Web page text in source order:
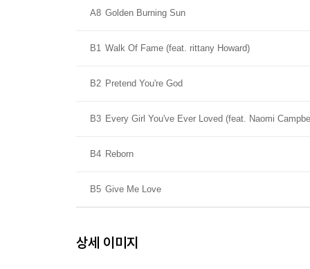
A8 Golden Burning Sun
B1 Walk Of Fame (feat. rittany Howard)
B2 Pretend You're God
B3 Every Girl You've Ever Loved (feat. Naomi
B4 Reborn
B5 Give Me Love
상세 이미지